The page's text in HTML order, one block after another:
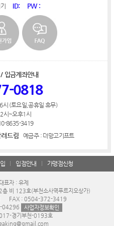
ID: PW :
입금계좌안내
0818
(토요일,공휴일 휴무)
시~오후1시
8635-3419
드림 예금주 : 더망고기프트
입점안내 가맹점신청
대표자 : 유제
비 123호(부천소사역푸르지오상가)
FAX : 0504-372-3419
04296
사업자정보확인
경기부천-0193호